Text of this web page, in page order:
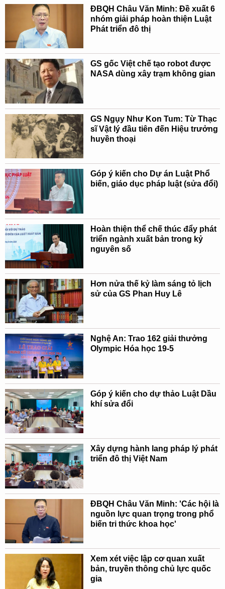
ĐBQH Châu Văn Minh: Đề xuất 6
nhóm giải pháp hoàn thiện Luật
Phát triển đô thị
GS gốc Việt chế tạo robot được
NASA dùng xây trạm không gian
GS Ngụy Như Kon Tum: Từ Thạc
sĩ Vật lý đầu tiên đến Hiệu trưởng
huyền thoại
Góp ý kiến cho Dự án Luật Phổ
biến, giáo dục pháp luật (sửa đổi)
Hoàn thiện thể chế thúc đẩy phát
triển ngành xuất bản trong kỷ
nguyên số
Hơn nửa thế kỷ làm sáng tỏ lịch
sử của GS Phan Huy Lê
Nghệ An: Trao 162 giải thưởng
Olympic Hóa học 19-5
Góp ý kiến cho dự thảo Luật Dầu
khí sửa đổi
Xây dựng hành lang pháp lý phát
triển đô thị Việt Nam
ĐBQH Châu Văn Minh: 'Các hội là
nguồn lực quan trọng trong phổ
biến tri thức khoa học'
Xem xét việc lập cơ quan xuất
bản, truyền thông chủ lực quốc
gia